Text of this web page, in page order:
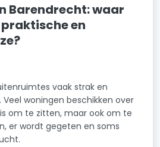
Barendrecht: waar
en
vaak strak en
woningen beschikken over
om te zitten, maar ook om te
er wordt gegeten en soms